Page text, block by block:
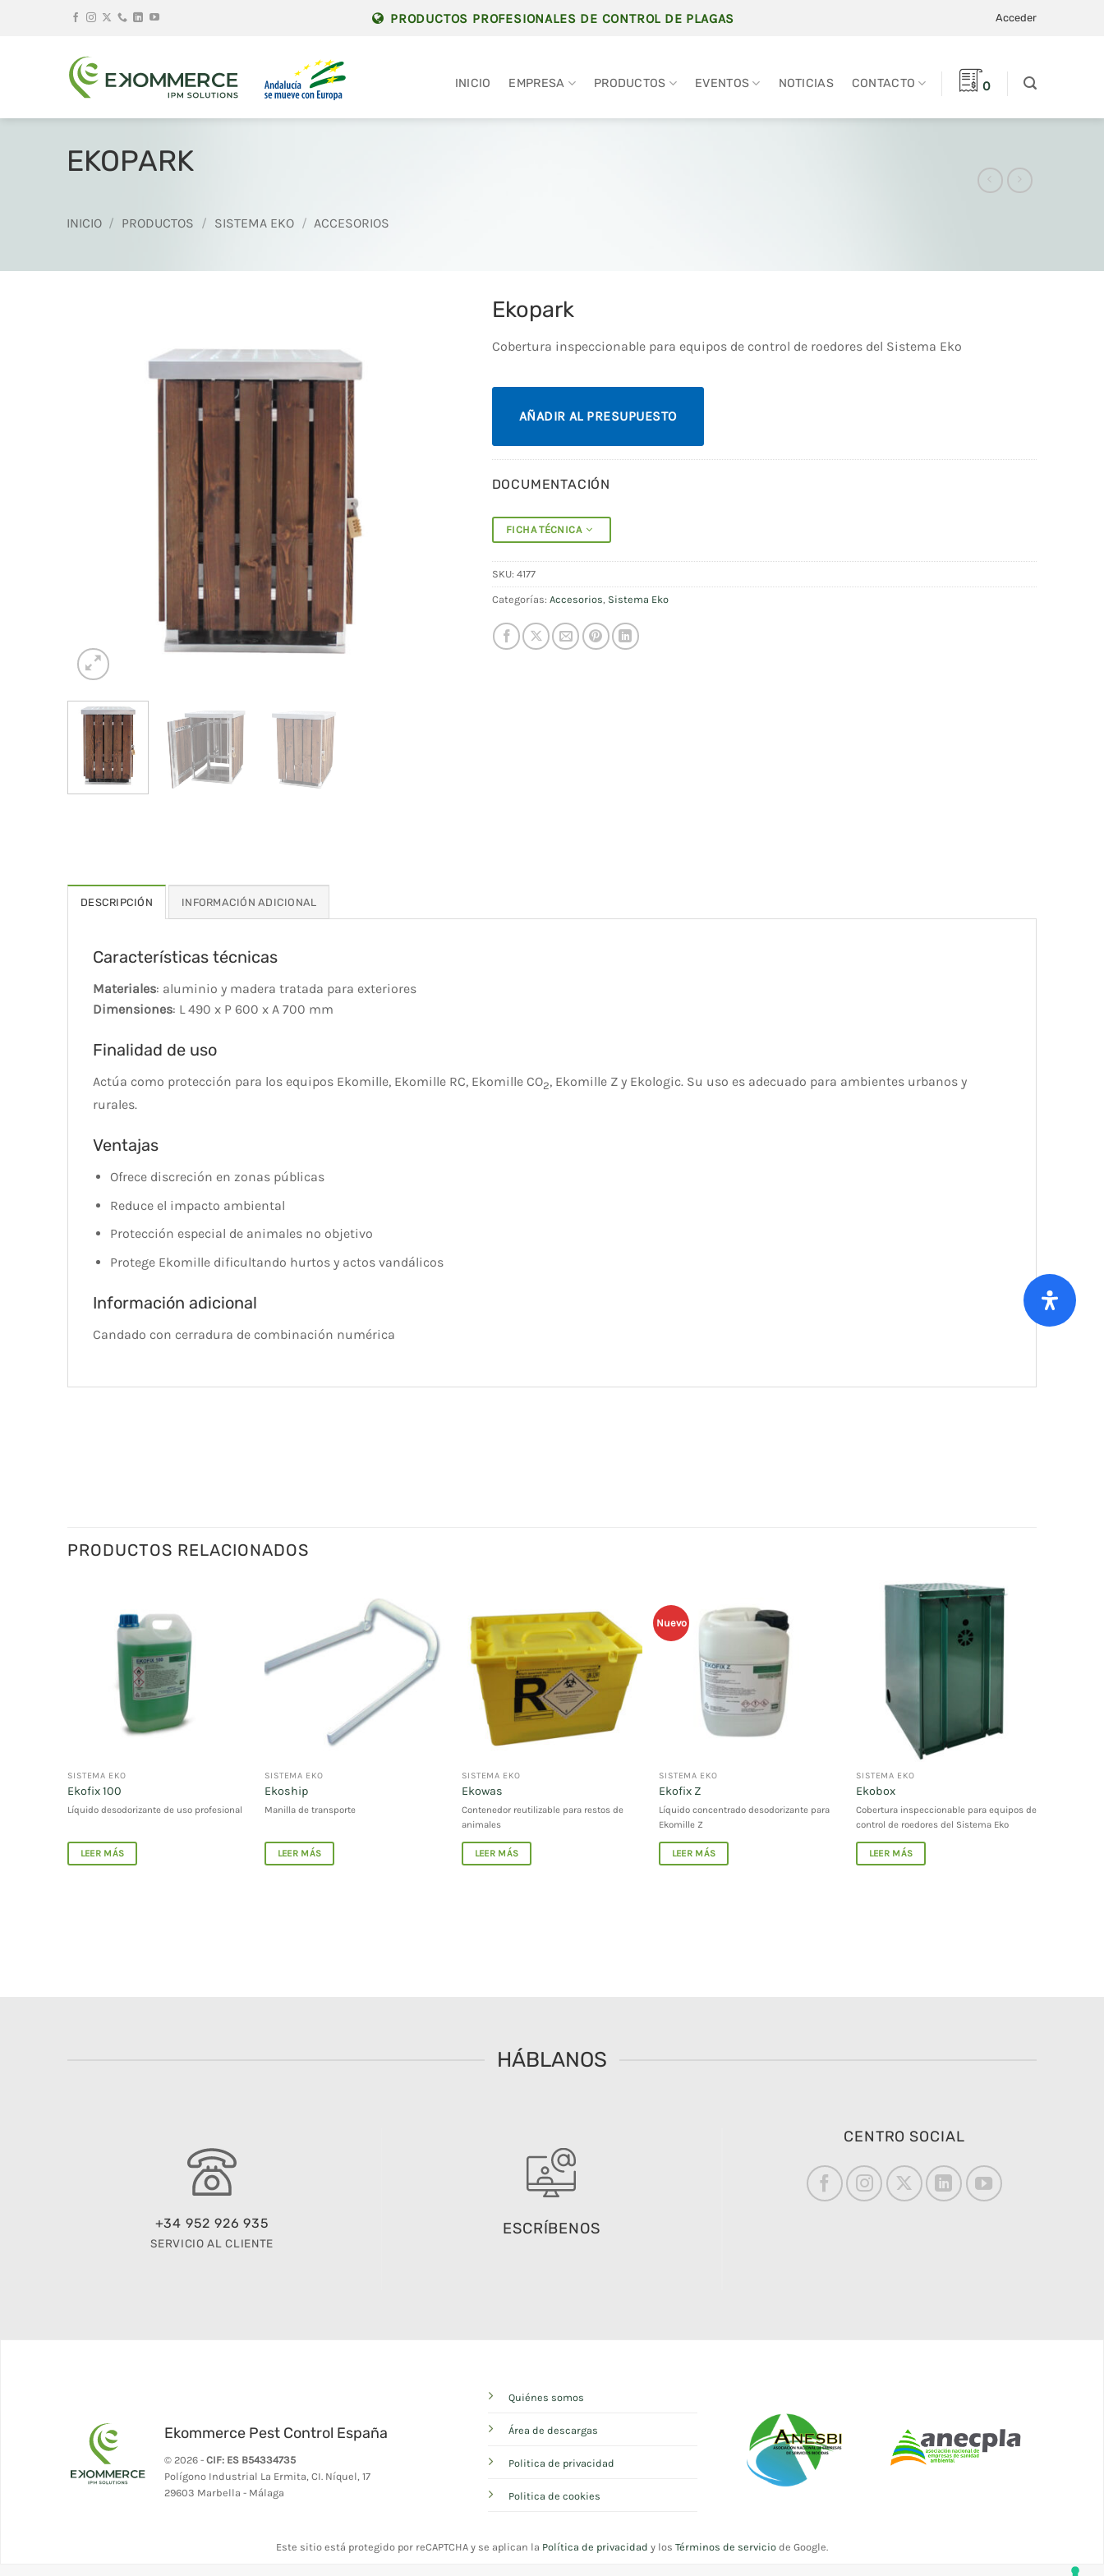
PRODUCTOS PROFESIONALES DE CONTROL DE PLAGAS Acceder
INICIO EMPRESA PRODUCTOS EVENTOS NOTICIAS CONTACTO 0
EKOPARK
INICIO / PRODUCTOS / SISTEMA EKO / ACCESORIOS
Ekopark
Cobertura inspeccionable para equipos de control de roedores del Sistema Eko
AÑADIR AL PRESUPUESTO
DOCUMENTACIÓN
FICHA TÉCNICA
SKU: 4177
Categorías: Accesorios, Sistema Eko
DESCRIPCIÓN INFORMACIÓN ADICIONAL
Características técnicas
Materiales: aluminio y madera tratada para exteriores
Dimensiones: L 490 x P 600 x A 700 mm
Finalidad de uso
Actúa como protección para los equipos Ekomille, Ekomille RC, Ekomille CO2, Ekomille Z y Ekologic. Su uso es adecuado para ambientes urbanos y
rurales.
Ventajas
Ofrece discreción en zonas públicas
Reduce el impacto ambiental
Protección especial de animales no objetivo
Protege Ekomille dificultando hurtos y actos vandálicos
Información adicional
Candado con cerradura de combinación numérica
PRODUCTOS RELACIONADOS
SISTEMA EKO
Ekofix 100
Líquido desodorizante de uso profesional
LEER MÁS
SISTEMA EKO
Ekoship
Manilla de transporte
LEER MÁS
SISTEMA EKO
Ekowas
Contenedor reutilizable para restos de
animales
LEER MÁS
Nuevo
SISTEMA EKO
Ekofix Z
Líquido concentrado desodorizante para
Ekomille Z
LEER MÁS
SISTEMA EKO
Ekobox
Cobertura inspeccionable para equipos de
control de roedores del Sistema Eko
LEER MÁS
HÁBLANOS
+34 952 926 935
SERVICIO AL CLIENTE
ESCRÍBENOS
CENTRO SOCIAL
Ekommerce Pest Control España
© 2026 - CIF: ES B54334735
Polígono Industrial La Ermita, CI. Níquel, 17
29603 Marbella - Málaga
Quiénes somos
Área de descargas
Politica de privacidad
Politica de cookies
Este sitio está protegido por reCAPTCHA y se aplican la Política de privacidad y los Términos de servicio de Google.